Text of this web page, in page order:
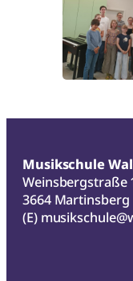
Musikschule
Weinsbergstraße
3664 Martinsberg
(E)